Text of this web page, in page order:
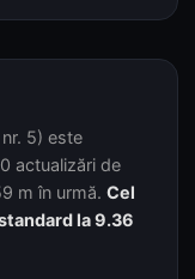
5) este
actualizări de
m în urmă. Cel
la 9.36